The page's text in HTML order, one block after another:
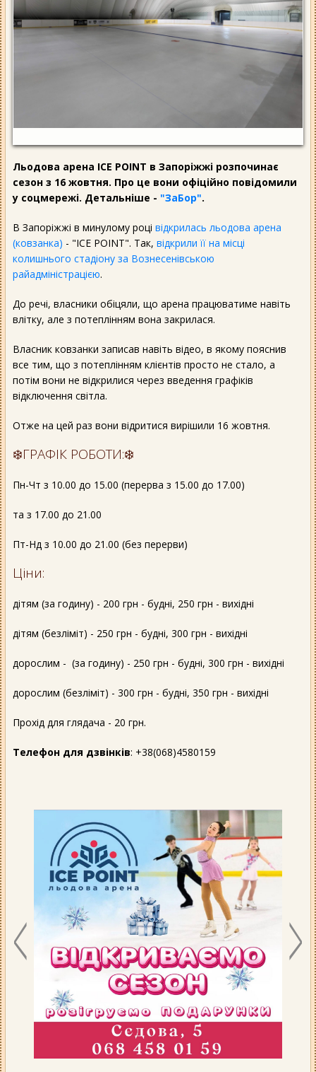
Льодова арена ICE POINT в Запоріжжі розпочинає
сезон з 16 жовтня. Про це вони офіційно повідомили
у соцмережі. Детальніше - "ЗаБор".
В Запоріжжі в минулому році відкрилась льодова арена
(ковзанка) - "ICE POINT". Так, відкрили її на місці
колишнього стадіону за Вознесенівською
райадміністрацією.
До речі, власники обіцяли, що арена працюватиме навіть
влітку, але з потеплінням вона закрилася.
Власник ковзанки записав навіть відео, в якому пояснив
все тим, що з потеплінням клієнтів просто не стало, а
потім вони не відкрилися через введення графіків
відключення світла.
Отже на цей раз вони відритися вирішили 16 жовтня.
❄️ГРАФІК РОБОТИ:❄️
Пн-Чт з 10.00 до 15.00 (перерва з 15.00 до 17.00)
та з 17.00 до 21.00
Пт-Нд з 10.00 до 21.00 (без перерви)
Ціни:
дітям (за годину) - 200 грн - будні, 250 грн - вихідні
дітям (безліміт) - 250 грн - будні, 300 грн - вихідні
дорослим - (за годину) - 250 грн - будні, 300 грн - вихідні
дорослим (безліміт) - 300 грн - будні, 350 грн - вихідні
Прохід для глядача - 20 грн.
Телефон для дзвінків: +38(068)4580159